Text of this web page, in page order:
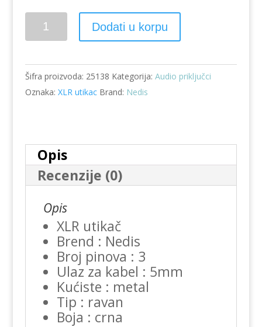
XLR
utikač
količina
Dodati u korpu
Šifra proizvoda: 25138 Kategorija: Audio priključci
Oznaka: XLR utikac Brand: Nedis
Opis
Recenzije (0)
Opis
XLR utikač
Brend : Nedis
Broj pinova : 3
Ulaz za kabel : 5mm
Kućiste : metal
Tip : ravan
Boja : crna